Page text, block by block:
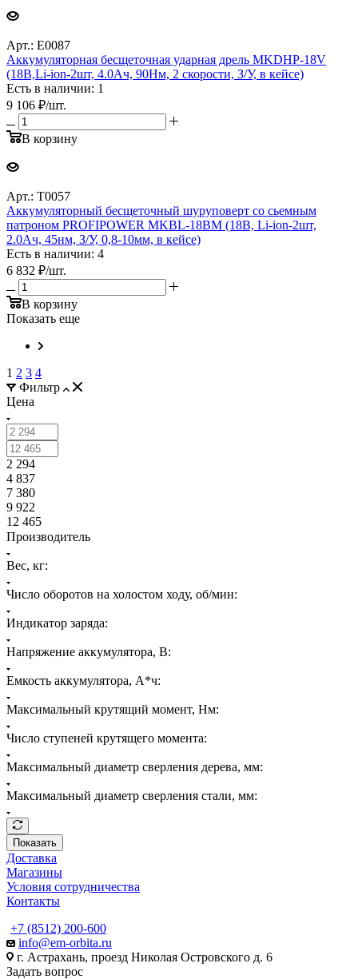
Арт.: E0087
Аккумуляторная бесщеточная ударная дрель MKDHP-18V
(18В,Li-ion-2шт, 4.0Ач, 90Нм, 2 скорости, З/У, в кейсе)
Есть в наличии: 1
9 106 ₽/шт.
В корзину
Арт.: T0057
Аккумуляторный бесщеточный шуруповерт со сьемным
патроном PROFIPOWER MKBL-18BM (18В, Li-ion-2шт,
2.0Ач, 45нм, З/У, 0,8-10мм, в кейсе)
Есть в наличии: 4
6 832 ₽/шт.
В корзину
Показать еще
1 2 3 4
Фильтр
Цена
2 294
4 837
7 380
9 922
12 465
Производитель
Вес, кг:
Число оборотов на холостом ходу, об/мин:
Индикатор заряда:
Напряжение аккумулятора, В:
Емкость аккумулятора, А*ч:
Максимальный крутящий момент, Нм:
Число ступеней крутящего момента:
Максимальный диаметр сверления дерева, мм:
Максимальный диаметр сверления стали, мм:
Показать
Доставка
Магазины
Условия сотрудничества
Контакты
+7 (8512) 200-600
info@em-orbita.ru
г. Астрахань, проезд Николая Островского д. 6
Задать вопрос